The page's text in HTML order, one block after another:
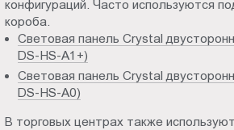
конфигураций. Часто используются
короба.
Световая панель Crystal
DS-HS-A1+)
Световая панель Crystal
DS-HS-A0)
В торговых центрах также